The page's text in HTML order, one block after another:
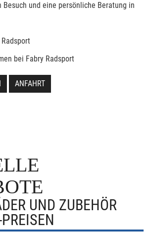
und eine persönliche Beratung in
ANFAHRT
UND ZUBEHÖR